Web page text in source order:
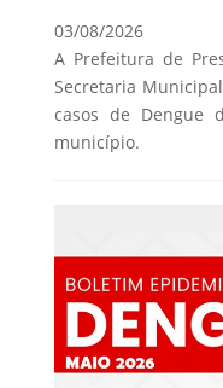
03/08/2026
A Prefeitura de
Secretaria
casos de Dengue
município.